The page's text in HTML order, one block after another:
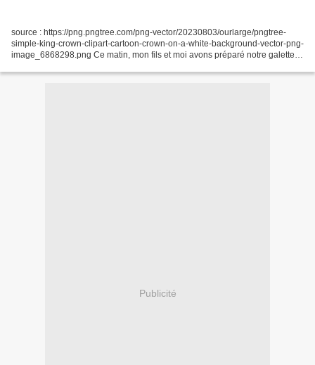
source : https://png.pngtree.com/png-vector/20230803/ourlarge/pngtree-
simple-king-crown-clipart-cartoon-crown-on-a-white-background-vector-png-
image_6868298.png Ce matin, mon fils et moi avons préparé notre galette
Publicité